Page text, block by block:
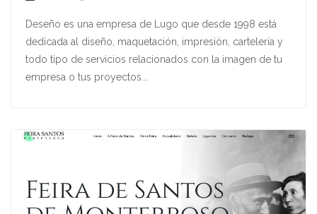
Deseño es una empresa de Lugo que desde 1998 está
dedicada al diseño, maquetación, impresión, cartelería y
todo tipo de servicios relacionados con la imagen de tu
empresa o tus proyectos...